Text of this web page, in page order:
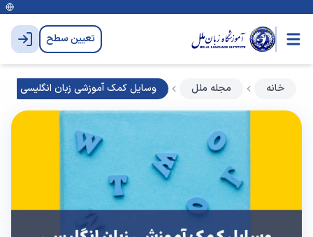
تعیین سطح
خانه مجله ملل وسایل کمک آموزشی زبان انگلیسی